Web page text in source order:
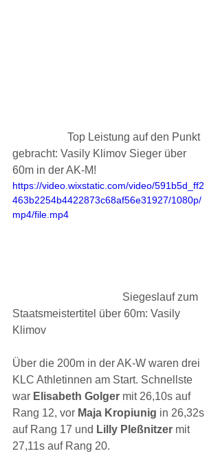
gebracht: Vasily Klimov Sieger über
60m in der AK-M!
https://video.wixstatic.com/video/591b5d_ff2
463b2254b4422873c68af56e31927/1080p/
mp4/file.mp4
Staatsmeistertitel über 60m: Vasily
Klimov
Über die 200m in der AK-W waren drei
KLC Athletinnen am Start. Schnellste
war Elisabeth Golger mit 26,10s auf
Rang 12, vor Maja Kropiunig in 26,32s
auf Rang 17 und Lilly Pleßnitzer mit
27,11s auf Rang 20.